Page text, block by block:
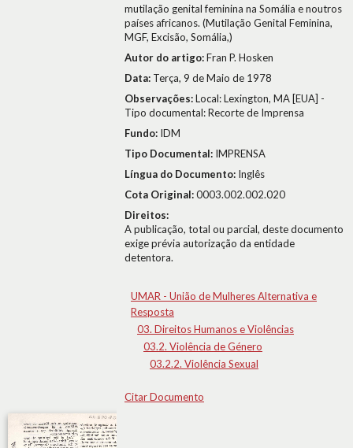
mutilação genital feminina na Somália e noutros
países africanos. (Mutilação Genital Feminina,
MGF, Excisão, Somália,)
Autor do artigo:Fran P. Hosken
Data: Terça, 9 de Maio de 1978
Observações:Local: Lexington, MA [EUA] -
Tipo documental: Recorte de Imprensa
Fundo: IDM
Tipo Documental: IMPRENSA
Língua do Documento: Inglês
Cota Original:0003.002.002.020
Direitos:
A publicação, total ou parcial, deste documento
exige prévia autorização da entidade
detentora.
UMAR - União de Mulheres Alternativa e
Resposta
03. Direitos Humanos e Violências
03.2. Violência de Género
03.2.2. Violência Sexual
Citar Documento